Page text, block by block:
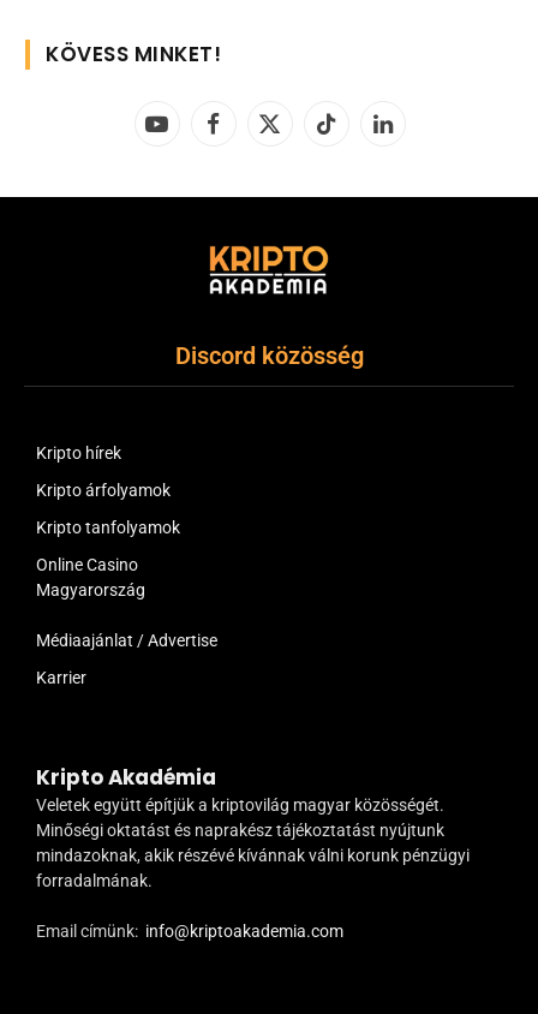
KÖVESS MINKET!
YouTubeFacebook
X
TikTok LinkedIn
Discord közösség
Kripto hírek
Kripto árfolyamok
Kripto tanfolyamok
Online Casino
Magyarország
Médiaajánlat / Advertise
Karrier
Kripto Akadémia
Veletek együtt építjük a kriptovilág magyar közösségét.
Minőségi oktatást és naprakész tájékoztatást nyújtunk
mindazoknak, akik részévé kívánnak válni korunk pénzügyi
forradalmának.
Email címünk: info@kriptoakademia.com